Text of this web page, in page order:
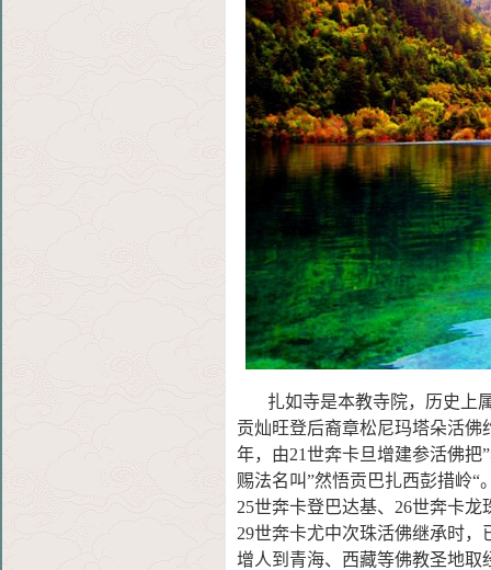
扎如寺是本教寺院，历史上属
贡灿旺登后裔章松尼玛塔朵活佛
年，由21世奔卡旦增建参活佛把
赐法名叫”然悟贡巴扎西彭措岭“
25世奔卡登巴达基、26世奔卡龙
29世奔卡尤中次珠活佛继承时，
增人到青海、 西藏等佛教圣地取